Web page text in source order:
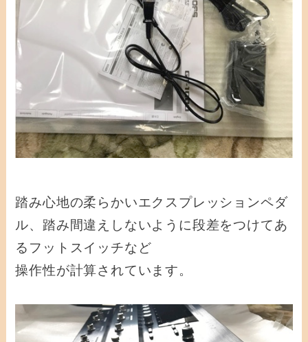
踏み心地の柔らかいエクスプレッションペダ
ル、踏み間違えしないように段差をつけてあ
るフットスイッチなど
操作性が計算されています。